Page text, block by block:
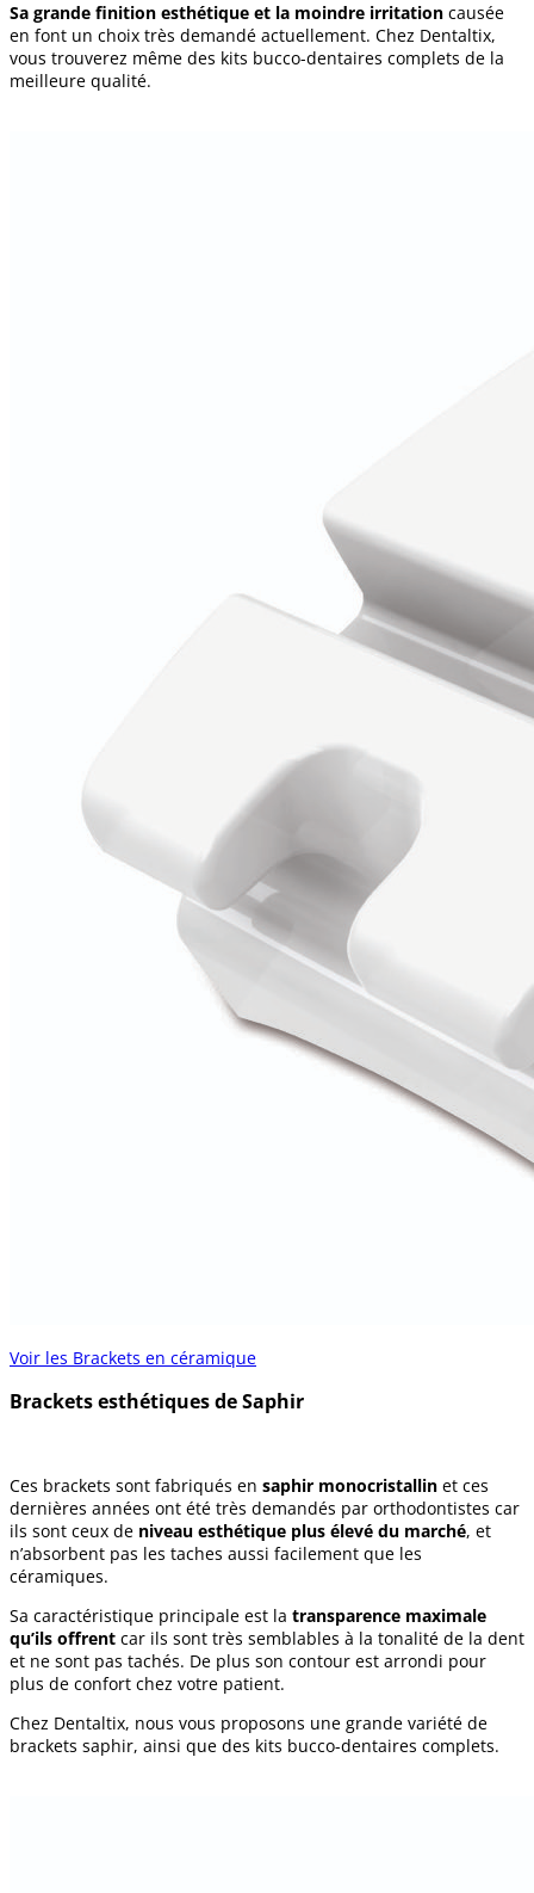
Sa grande finition esthétique et la moindre irritation causée
en font un choix très demandé actuellement. Chez Dentaltix,
vous trouverez même des kits bucco-dentaires complets de la
meilleure qualité.
Voir les Brackets en céramique
Brackets esthétiques de Saphir
Ces brackets sont fabriqués en saphir monocristallin et ces
dernières années ont été très demandés par orthodontistes car
ils sont ceux de niveau esthétique plus élevé du marché, et
n’absorbent pas les taches aussi facilement que les
céramiques.
Sa caractéristique principale est la transparence maximale
qu’ils offrent car ils sont très semblables à la tonalité de la dent
et ne sont pas tachés. De plus son contour est arrondi pour
plus de confort chez votre patient.
Chez Dentaltix, nous vous proposons une grande variété de
brackets saphir, ainsi que des kits bucco-dentaires complets.